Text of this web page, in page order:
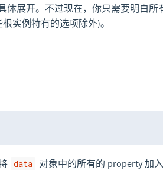
体展开。不过现在，你只需要明白所
实例特有的选项除外)。
data 对象中的所有的 property 加